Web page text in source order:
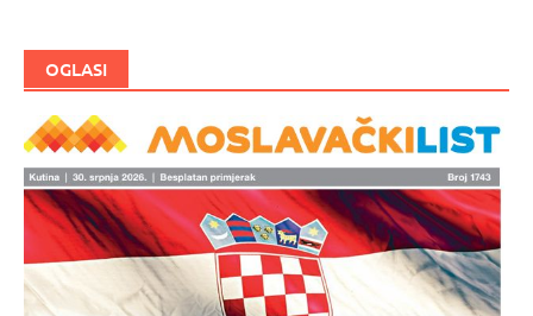
OGLASI